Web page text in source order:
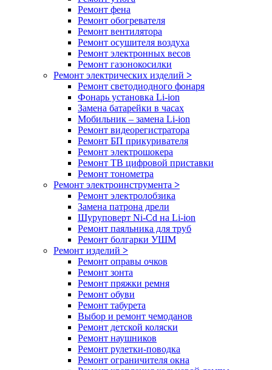
Ремонт фена
Ремонт обогревателя
Ремонт вентилятора
Ремонт осушителя воздуха
Ремонт электронных весов
Ремонт газонокосилки
Ремонт электрических изделий >
Ремонт светодиодного фонаря
Фонарь установка Li-ion
Замена батарейки в часах
Мобильник – замена Li-ion
Ремонт видеорегистратора
Ремонт БП прикуривателя
Ремонт электрошокера
Ремонт ТВ цифровой приставки
Ремонт тонометра
Ремонт электроинструмента >
Ремонт электролобзика
Замена патрона дрели
Шуруповерт Ni-Cd на Li-ion
Ремонт паяльника для труб
Ремонт болгарки УШМ
Ремонт изделий >
Ремонт оправы очков
Ремонт зонта
Ремонт пряжки ремня
Ремонт обуви
Ремонт табурета
Выбор и ремонт чемоданов
Ремонт детской коляски
Ремонт наушников
Ремонт рулетки-поводка
Ремонт ограничителя окна